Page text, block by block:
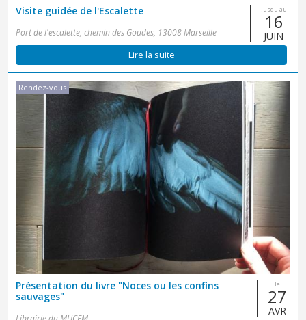
Jusqu'au
16
JUIN
Visite guidée de l'Escalette
Port de l'escalette, chemin des Goudes, 13008 Marseille
Lire la suite
Rendez-vous
le
27
AVR
Présentation du livre "Noces ou les confins
sauvages"